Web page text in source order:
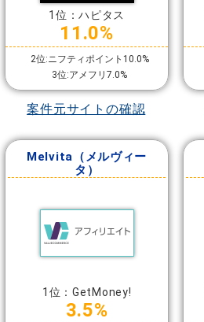
1位：ハピタス
11.0%
2位:ニフティポイント10.0%
3位:アメフリ7.0%
案件元サイトの確認
Melvita（メルヴィー
タ）
1位：GetMoney!
3.5%